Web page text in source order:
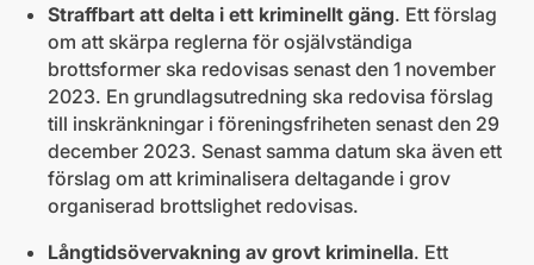
Straffbart att delta i ett kriminellt gäng. Ett förslag
om att skärpa reglerna för osjälvständiga
brottsformer ska redovisas senast den 1 november
2023. En grundlagsutredning ska redovisa förslag
till inskränkningar i föreningsfriheten senast den ​29
december 2023. Senast samma datum ska även ett
förslag om att kriminalisera deltagande i grov
organiserad brottslighet redovisas.
Långtidsövervakning av grovt kriminella. Ett